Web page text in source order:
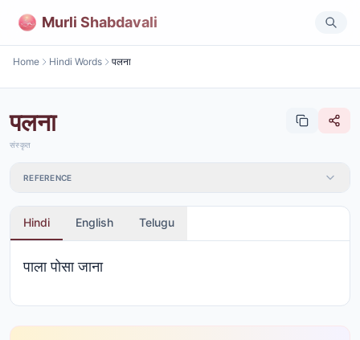
Murli Shabdavali
Home Hindi Words पलना
पलना
संस्कृत
REFERENCE
Hindi English Telugu
पाला पोसा जाना